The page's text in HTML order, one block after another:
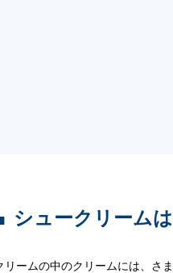
シュークリーム
リームの中のクリームには、さ